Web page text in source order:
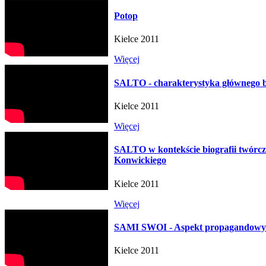
Potop
Kielce 2011
Więcej
SALTO - charakterystyka głównego
Kielce 2011
Więcej
SALTO w kontekście biografii
Konwickiego
Kielce 2011
Więcej
SAMI SWOI - Aspekt
Kielce 2011